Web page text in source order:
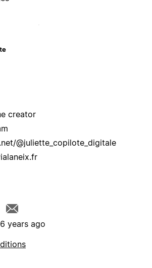
creator
@juliette_copilote_digitale
years ago